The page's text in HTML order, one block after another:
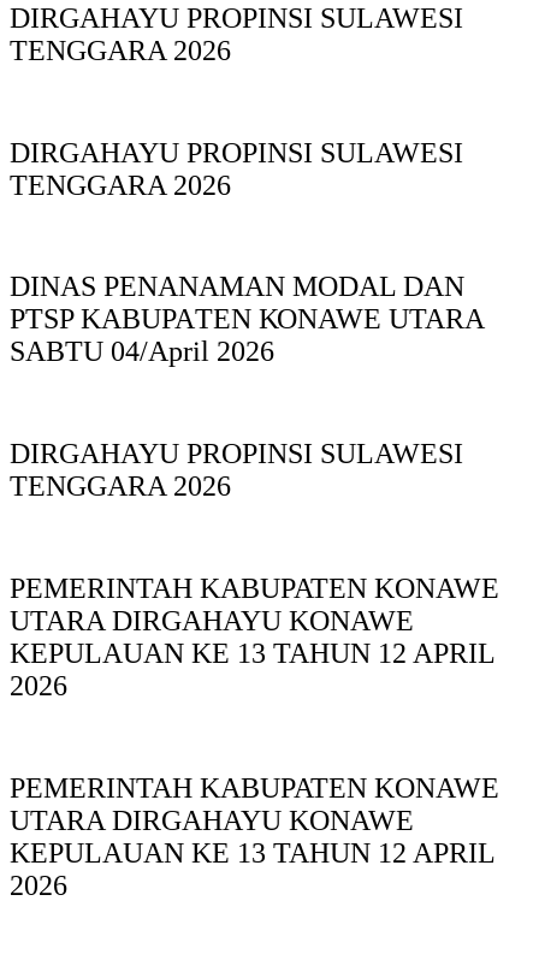
DIRGAHAYU PROPINSI SULAWESI
TENGGARA 2026
DIRGAHAYU PROPINSI SULAWESI
TENGGARA 2026
DINAS PΕΝΑΝΑΜAN MODAL DAN
PTSP KABUPAΤΕΝ ΚΟNAWE UTARA
SABTU 04/April 2026
DIRGAHAYU PROPINSI SULAWESI
TENGGARA 2026
PEMERINTAH KABUPATEN KONAWE
UTARA DIRGAHAYU KONAWE
KEPULAUAN KE 13 TAHUN 12 APRIL
2026
PEMERINTAH KABUPATEN KONAWE
UTARA DIRGAHAYU KONAWE
KEPULAUAN KE 13 TAHUN 12 APRIL
2026